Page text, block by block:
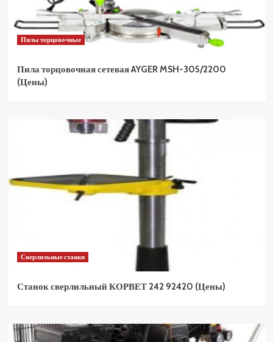
Пилы торцовочные
Пила торцовочная сетевая AYGER MSH-305/2200
(Цены)
Сверлильные станки
Станок сверлильный КОРВЕТ 242 92420 (Цены)